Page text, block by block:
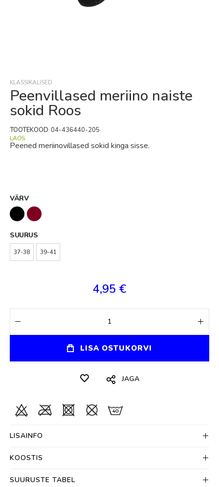
of
the
images
KLASSIKALISED
Peenvillased meriino naiste
sokid Roos
Peened meriinovillased sokid kinga sisse.
LAOS
TOOTEKOOD 04-436440-205
VÄRV
SUURUS
37-38 39-41
4,95 €
LISA OSTUKORVI
JAGA
LISAINFO
KOOSTIS
SUURUSTE TABEL